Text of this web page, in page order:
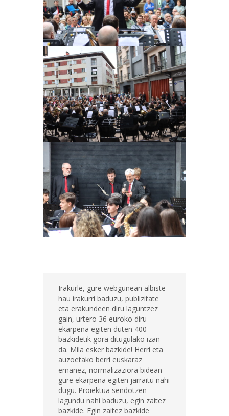
Irakurle, gure webgunean albiste
hau irakurri baduzu, publizitate
eta erakundeen diru laguntzez
gain, urtero 36 euroko diru
ekarpena egiten duten 400
bazkidetik gora ditugulako izan
da. Mila esker bazkide! Herri eta
auzoetako berri euskaraz
emanez, normalizaziora bidean
gure ekarpena egiten jarraitu nahi
dugu. Proiektua sendotzen
lagundu nahi baduzu, egin zaitez
bazkide. Egin zaitez bazkide